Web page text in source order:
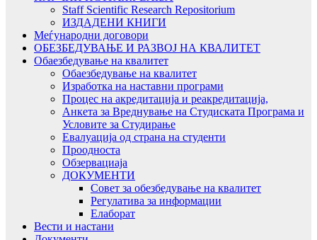
Staff Scientific Research Repositorium
ИЗДАДЕНИ КНИГИ
Меѓународни договори
ОБЕЗБЕДУВАЊЕ И РАЗВОЈ НА КВАЛИТЕТ
Обаезбедување на квалитет
Обаезбедување на квалитет
Изработка на наставни програми
Процес на акредитација и реакредитација,
Анкета за Вреднување на Студиската Програма и
Условите за Студирање
Евалуација од страна на студенти
Проодноста
Обзервациаја
ДОКУМЕНТИ
Совет за обезбедување на квалитет
Регулатива за информации
Елаборат
Вести и настани